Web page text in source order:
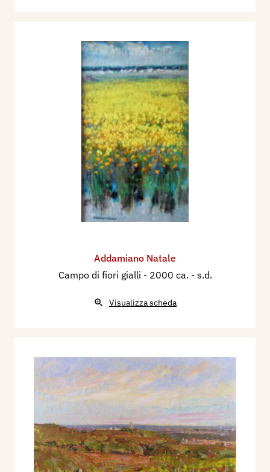
Addamiano Natale
Campo di fiori gialli - 2000 ca. - s.d.
Visualizza scheda